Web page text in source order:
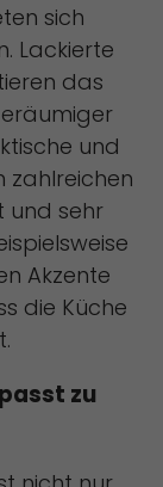
sich
Lackierte
das
und
zahlreichen
und sehr
Akzente
die Küche
zu